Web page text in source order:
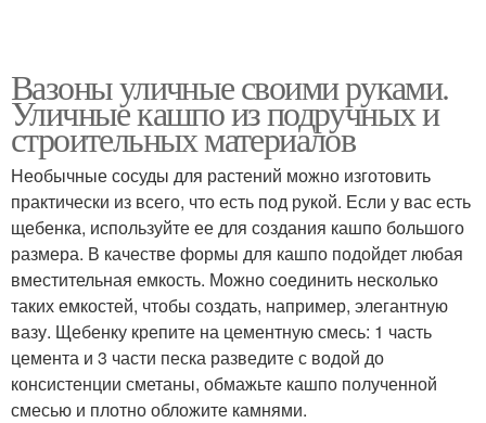
Вазоны уличные своими руками.
Уличные кашпо из подручных и
строительных материалов
Необычные сосуды для растений можно изготовить
практически из всего, что есть под рукой. Если у вас есть
щебенка, используйте ее для создания кашпо большого
размера. В качестве формы для кашпо подойдет любая
вместительная емкость. Можно соединить несколько
таких емкостей, чтобы создать, например, элегантную
вазу. Щебенку крепите на цементную смесь: 1 часть
цемента и 3 части песка разведите с водой до
консистенции сметаны, обмажьте кашпо полученной
смесью и плотно обложите камнями.